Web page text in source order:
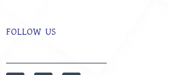
FOLLOW US